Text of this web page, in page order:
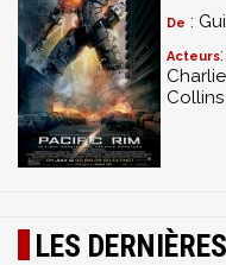
De :
Acteurs
Collins
LES